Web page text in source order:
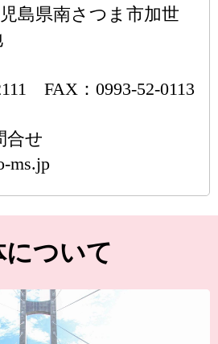
島県南さつま市加世
FAX：0993-52-0113
合せ
ms.jp
ついて